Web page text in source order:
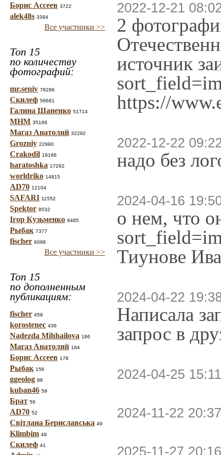
Борис Ассеев 3722
alek48s 3394
Все участники >>
Топ 15
по количеству
фотографий:
mr.seniv 78286
Скилеф 56681
Галина Шаненко 51714
МНМ 35166
Магаз Анатолий 32292
Grozniy 22990
Crakodil 19166
haratoshka 17292
worldriko 14815
AD70 12104
SAFARI 11552
Spektor 8532
Ігор Кузьменко 8485
Рыбак 7377
fischer 6098
Все участники >>
Топ 15
по дополненным
публикациям:
fischer 459
korostenec 436
Nadezda Mihhailova 186
Магаз Анатолий 184
Борис Ассеев 178
Рыбак 156
ggeolog 88
kuban46 59
Брат 56
AD70 52
Світлана Бериславська 49
Klimbim 48
Скилеф 41
2022-12-21
2
источник
https://
2022-12-22
надо без
2024-04-16
о нем, что
Тиунове
2024-04-22
Написала
запрос в
2024-04-25
2024-11-22
2025-11-27